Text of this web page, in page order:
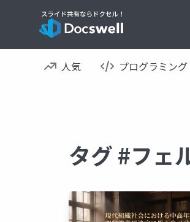
人気 プログラミング
タグ #フェ